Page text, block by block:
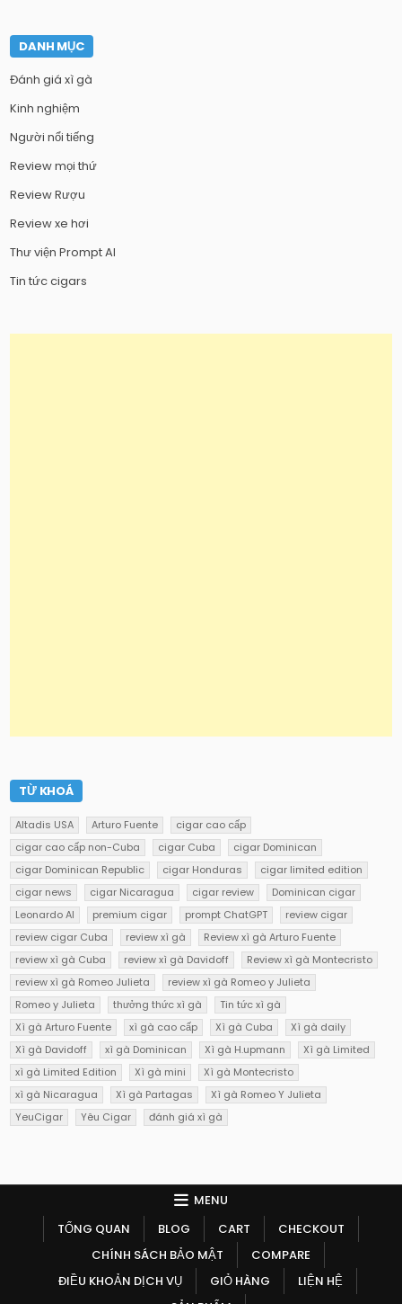
DANH MỤC
Đánh giá xì gà
Kinh nghiệm
Người nổi tiếng
Review mọi thứ
Review Rượu
Review xe hơi
Thư viện Prompt AI
Tin tức cigars
TỪ KHOÁ
Altadis USA Arturo Fuente
cigar cao cấp
cigar cao cấp non-Cuba
cigar Cuba
cigar Dominican
cigar Dominican Republic
cigar Honduras
cigar limited edition
cigar news
cigar Nicaragua cigar review
Dominican cigar
Leonardo AI
premium cigar prompt ChatGPT
review cigar
review cigar Cuba
review xì gà
Review xì gà Arturo Fuente
review xì gà Cuba
review xì gà Davidoff
Review xì gà Montecristo
review xì gà Romeo Julieta
review xì gà Romeo y Julieta
Romeo y Julieta
thưởng thức xì gà
Tin tức xì gà
Xì gà Arturo Fuente
xì gà cao cấp Xì gà Cuba
Xì gà daily
Xì gà Davidoff
xì gà Dominican Xì gà H.upmann
Xì gà Limited
xì gà Limited Edition
Xì gà mini
Xì gà Montecristo
xì gà Nicaragua
Xì gà Partagas
Xì gà Romeo Y Julieta
YeuCigar
Yêu Cigar đánh giá xì gà
MENU
TỔNG QUAN
BLOG CART
CHECKOUT
CHÍNH SÁCH BẢO MẬT
COMPARE
ĐIỀU KHOẢN DỊCH VỤ
GIỎ HÀNG
LIỆN HỆ